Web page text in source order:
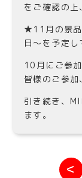
をご確認の上
★11月の景
日〜を予定し
10月にご参
皆様のご参加
引き続き、
ます。
＜